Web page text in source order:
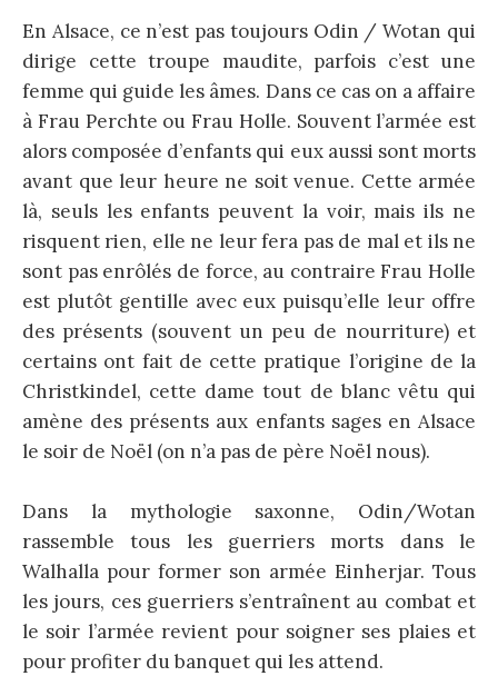
En Alsace, ce n’est pas toujours Odin / Wotan qui
dirige cette troupe maudite, parfois c’est une
femme qui guide les âmes. Dans ce cas on a affaire
à Frau Perchte ou Frau Holle. Souvent l’armée est
alors composée d’enfants qui eux aussi sont morts
avant que leur heure ne soit venue. Cette armée
là, seuls les enfants peuvent la voir, mais ils ne
risquent rien, elle ne leur fera pas de mal et ils ne
sont pas enrôlés de force, au contraire Frau Holle
est plutôt gentille avec eux puisqu’elle leur offre
des présents (souvent un peu de nourriture) et
certains ont fait de cette pratique l’origine de la
Christkindel, cette dame tout de blanc vêtu qui
amène des présents aux enfants sages en Alsace
le soir de Noël (on n’a pas de père Noël nous).
Dans la mythologie saxonne, Odin/Wotan
rassemble tous les guerriers morts dans le
Walhalla pour former son armée Einherjar. Tous
les jours, ces guerriers s’entraînent au combat et
le soir l’armée revient pour soigner ses plaies et
pour profiter du banquet qui les attend.